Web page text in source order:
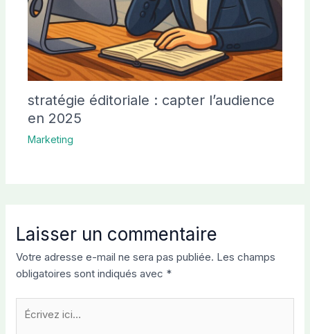
stratégie éditoriale : capter l’audience
en 2025
Marketing
Laisser un commentaire
Votre adresse e-mail ne sera pas publiée. Les champs
obligatoires sont indiqués avec *
ici…